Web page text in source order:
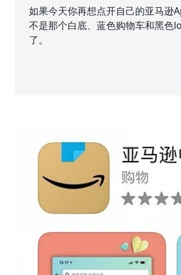
如果今天你再想点开自己的亚马逊
不是那个白底、蓝色购物车和黑色
了。